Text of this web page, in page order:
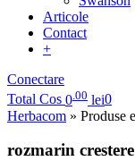
Articole
Contact
+
Conectare
Total Cos 0 .00 lei0
Herbacom » Produse
rozmarin crestere